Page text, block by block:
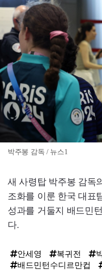
박주봉 감독 / 뉴스1
새 사령탑 박주봉 감독
조화를 이룬 한국 대표
성과를 거둘지 배드민
다.
안세영 복귀전
배드민턴수디르만컵